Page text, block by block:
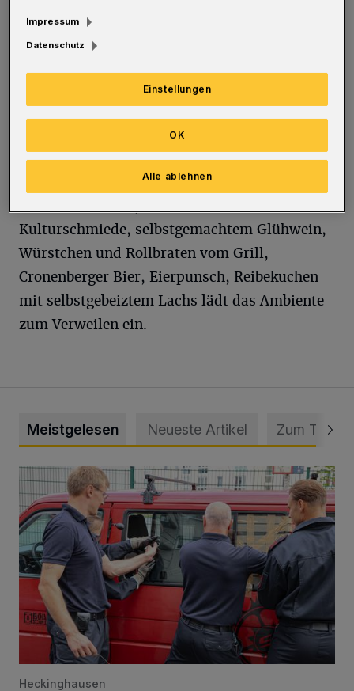
Kinder-Karussell am Eingang der
Hütterstraße. Ab 15 Uhr sind alle Stände und
Zelte zwischen den Häusern in der Hütte
offen.
Kulturschmiede, selbstgemachtem Glühwein,
Würstchen und Rollbraten vom Grill,
Cronenberger Bier, Eierpunsch, Reibekuchen
mit selbstgebeiztem Lachs lädt das Ambiente
zum Verweilen ein.
Meistgelesen Neueste Artikel Zum Thema
Feuerwehr befreit Kind aus verschlossenem VW Bulli
Heckinghausen
Impressum
Datenschutz
Einstellungen
Alle ablehnen
OK